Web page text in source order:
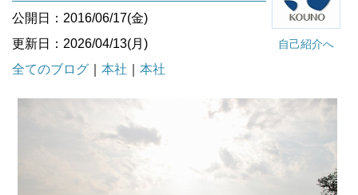
自己紹介へ
公開日：2016/06/17(金)
更新日：2026/04/13(月)
全てのブログ
本社 本社